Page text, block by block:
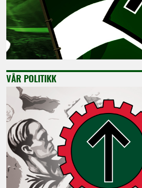
VÅR POLITIKK